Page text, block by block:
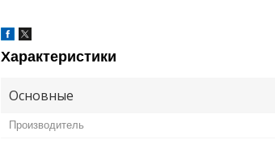
Характеристики
Основные
Производитель